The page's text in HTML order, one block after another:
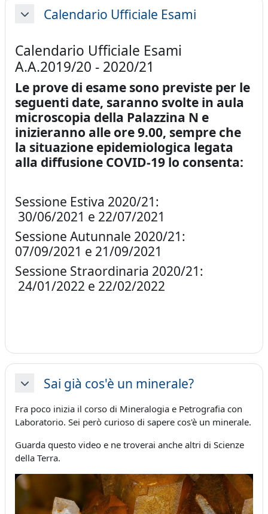
MinimizzaCalendario Ufficiale Esami
Calendario Ufficiale Esami
A.A.2019/20 - 2020/21
Le prove di esame sono previste per le
seguenti date, saranno svolte in aula
microscopia della Palazzina N e
inizieranno alle ore 9.00, sempre che
la situazione epidemiologica legata
alla diffusione COVID-19 lo consenta:
Sessione Estiva 2020/21:
30/06/2021 e 22/07/2021
Sessione Autunnale 2020/21:
07/09/2021 e 21/09/2021
Sessione Straordinaria 2020/21:
24/01/2022 e 22/02/2022
MinimizzaSai già cos'è un minerale?
Fra poco inizia il corso di Mineralogia e Petrografia con
Laboratorio. Sei però curioso di sapere cos'è un minerale.
Guarda questo video e ne troverai anche altri di Scienze
della Terra.